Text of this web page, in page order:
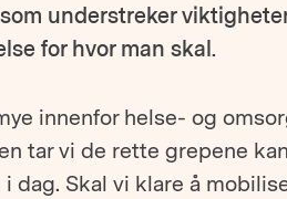
understreker
for hvor man skal.
innenfor helse- og
tar vi de rette grepene
dag. Skal vi klare å